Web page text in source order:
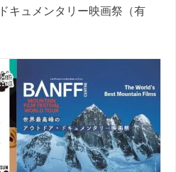
キュメンタリー映画祭（有